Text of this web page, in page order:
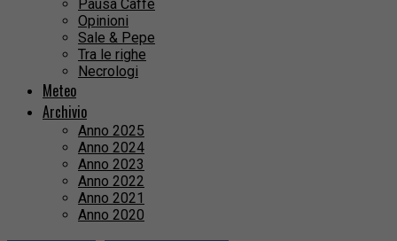
Pausa Caffè
Opinioni
Sale & Pepe
Tra le righe
Necrologi
Meteo
Archivio
Anno 2025
Anno 2024
Anno 2023
Anno 2022
Anno 2021
Anno 2020